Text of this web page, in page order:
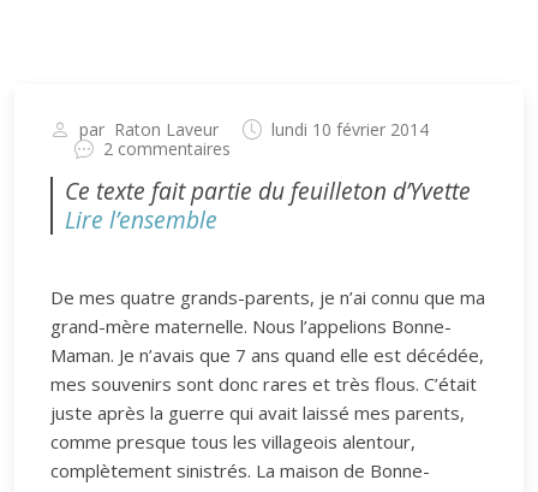
par Raton Laveur
lundi 10 février 2014
2 commentaires
Ce texte fait partie du feuilleton d’Yvette
Lire l’ensemble
De mes quatre grands-parents, je n’ai connu que ma
grand-mère maternelle. Nous l’appelions Bonne-
Maman. Je n’avais que 7 ans quand elle est décédée,
mes souvenirs sont donc rares et très flous. C’était
juste après la guerre qui avait laissé mes parents,
comme presque tous les villageois alentour,
complètement sinistrés. La maison de Bonne-